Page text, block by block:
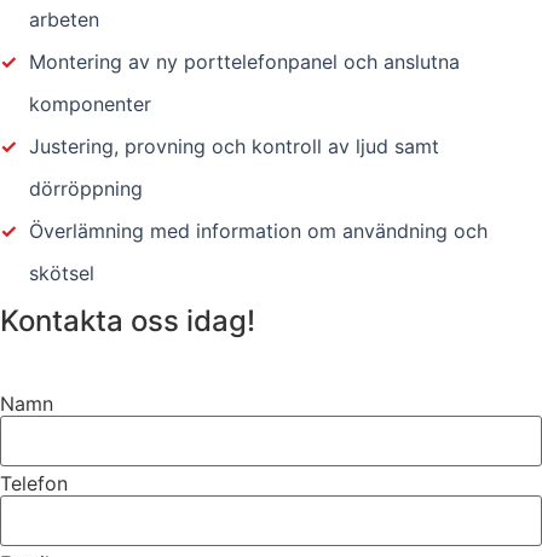
arbeten
✓ Montering av ny porttelefonpanel och anslutna
komponenter
✓ Justering, provning och kontroll av ljud samt
dörröppning
✓ Överlämning med information om användning och
skötsel
Kontakta oss idag!
Namn
Telefon